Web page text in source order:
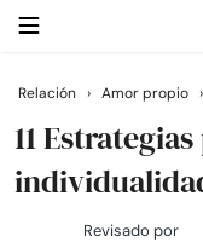
Buscar
Casarse
Relación › Amor propio ›
11
Revisado por